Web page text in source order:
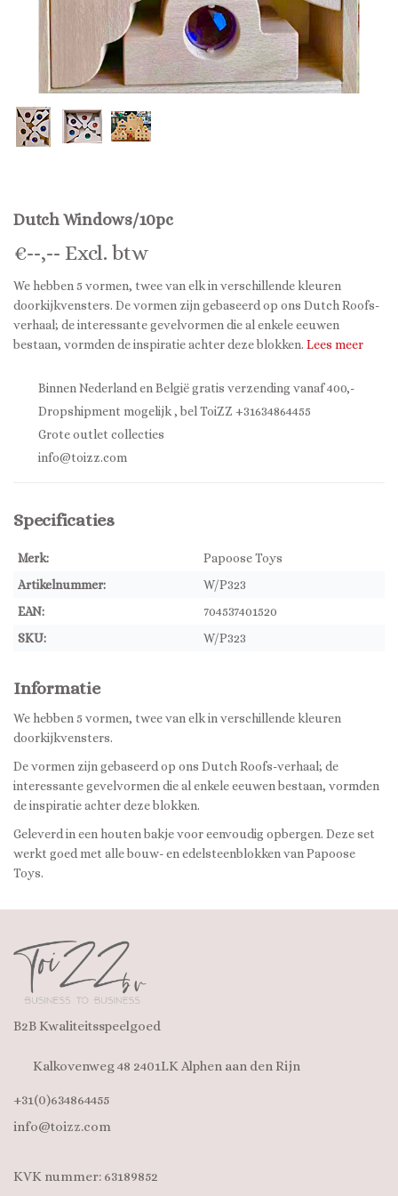
Dutch Windows/10pc
€--,-- Excl. btw
We hebben 5 vormen, twee van elk in verschillende kleuren
doorkijkvensters. De vormen zijn gebaseerd op ons Dutch Roofs-
verhaal; de interessante gevelvormen die al enkele eeuwen
bestaan, vormden de inspiratie achter deze blokken. Lees meer
Binnen Nederland en België gratis verzending vanaf 400,-
Dropshipment mogelijk , bel ToiZZ +31634864455
Grote outlet collecties
info@toizz.com
Specificaties
Merk:
Papoose Toys
Artikelnummer:
W/P323
EAN:
704537401520
SKU:
W/P323
Informatie
We hebben 5 vormen, twee van elk in verschillende kleuren
doorkijkvensters.
De vormen zijn gebaseerd op ons Dutch Roofs-verhaal; de
interessante gevelvormen die al enkele eeuwen bestaan, vormden
de inspiratie achter deze blokken.
Geleverd in een houten bakje voor eenvoudig opbergen. Deze set
werkt goed met alle bouw- en edelsteenblokken van Papoose
Toys.
B2B Kwaliteitsspeelgoed
Kalkovenweg 48 2401LK Alphen aan den Rijn
+31(0)634864455
info@toizz.com
KVK nummer: 63189852